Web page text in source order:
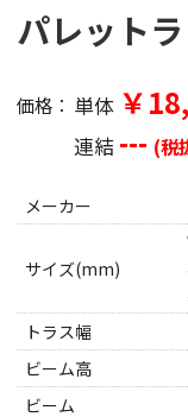
パレット
価格： 単体 ￥
連結 --- (税
メーカー
サイズ(mm)
トラス幅
ビーム高
ビーム